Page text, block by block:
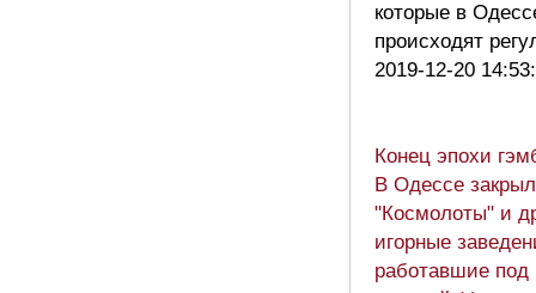
которые в
происходят
2019-12-20
Конец эпохи
В Одессе
"Космолоты" и
игорные
работавшие